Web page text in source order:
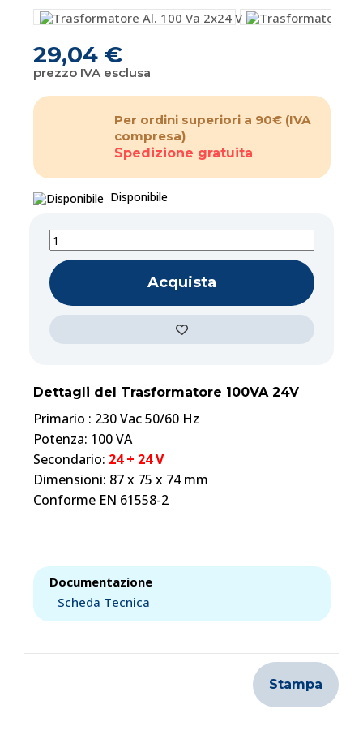
29,04 €
prezzo IVA esclusa
Per ordini superiori a 90€ (IVA
compresa)
Spedizione gratuita
Disponibile
Acquista
Dettagli del Trasformatore 100VA 24V
Primario : 230 Vac 50/60 Hz
Potenza: 100 VA
Secondario: 24 + 24 V
Dimensioni: 87 x 75 x 74 mm
Conforme EN 61558-2
Documentazione
Scheda Tecnica
Stampa